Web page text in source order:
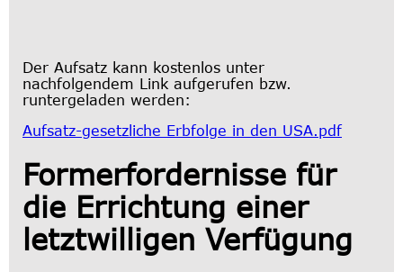
Der Aufsatz kann kostenlos unter
nachfolgendem Link aufgerufen bzw.
runtergeladen werden:
Aufsatz-gesetzliche Erbfolge in den USA.pdf
Formerfordernisse für
die Errichtung einer
letztwilligen Verfügung